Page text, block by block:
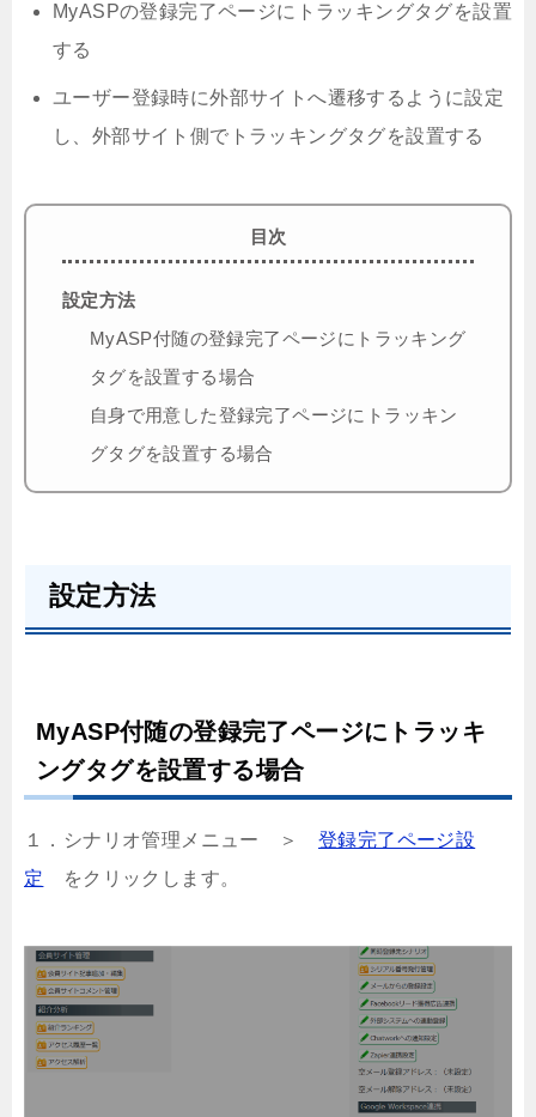
MyASPの登録完了ページにトラッキングタグを設置
する
ユーザー登録時に外部サイトへ遷移するように設定
し、外部サイト側でトラッキングタグを設置する
目次
設定方法
MyASP付随の登録完了ページにトラッキング
タグを設置する場合
自身で用意した登録完了ページにトラッキン
グタグを設置する場合
設定方法
MyASP付随の登録完了ページにトラッキ
ングタグを設置する場合
１．シナリオ管理メニュー ＞ 登録完了ページ設
定 をクリックします。